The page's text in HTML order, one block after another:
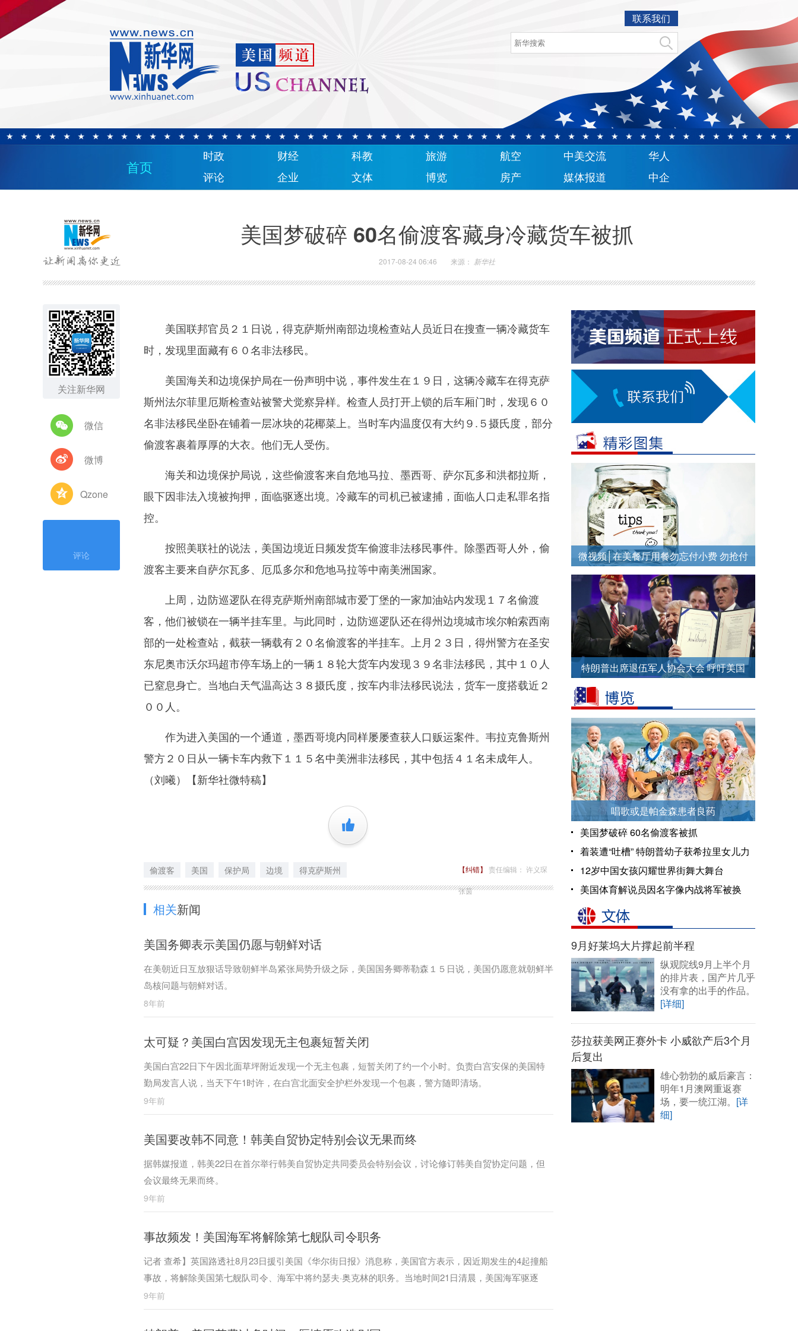
联系我们
首页
时政 财经 科教 旅游 航空 中美交流
华人
评论
企业 文体 博览 房产 媒体报道 中企
美国梦破碎 60名偷渡客藏身冷藏货车被抓
2017-08-24 06:46 来源： 新华社
关注新华网
微信
微博
Qzone
评论
美国联邦官员２１日说，得克萨斯州南部边境检查站人员近日在搜查一辆冷藏货车
时，发现里面藏有６０名非法移民。
美国海关和边境保护局在一份声明中说，事件发生在１９日，这辆冷藏车在得克萨
斯州法尔菲里厄斯检查站被警犬觉察异样。检查人员打开上锁的后车厢门时，发现６０
名非法移民坐卧在铺着一层冰块的花椰菜上。当时车内温度仅有大约９.５摄氏度，部分
偷渡客裹着厚厚的大衣。他们无人受伤。
海关和边境保护局说，这些偷渡客来自危地马拉、墨西哥、萨尔瓦多和洪都拉斯，
眼下因非法入境被拘押，面临驱逐出境。冷藏车的司机已被逮捕，面临人口走私罪名指
控。
按照美联社的说法，美国边境近日频发货车偷渡非法移民事件。除墨西哥人外，偷
渡客主要来自萨尔瓦多、厄瓜多尔和危地马拉等中南美洲国家。
上周，边防巡逻队在得克萨斯州南部城市爱丁堡的一家加油站内发现１７名偷渡
客，他们被锁在一辆半挂车里。与此同时，边防巡逻队还在得州边境城市埃尔帕索西南
部的一处检查站，截获一辆载有２０名偷渡客的半挂车。上月２３日，得州警方在圣安
东尼奥市沃尔玛超市停车场上的一辆１８轮大货车内发现３９名非法移民，其中１０人
已窒息身亡。当地白天气温高达３８摄氏度，按车内非法移民说法，货车一度搭载近２
００人。
作为进入美国的一个通道，墨西哥境内同样屡屡查获人口贩运案件。韦拉克鲁斯州
警方２０日从一辆卡车内救下１１５名中美洲非法移民，其中包括４１名未成年人。
（刘曦）【新华社微特稿】
+1
偷渡客 美国 保护局 边境 得克萨斯州 【纠错】 责任编辑： 许义琛
张茵
相关新闻
美国务卿表示美国仍愿与朝鲜对话
在美朝近日互放狠话导致朝鲜半岛紧张局势升级之际，美国国务卿蒂勒森１５日说，美国仍愿意就朝鲜半
岛核问题与朝鲜对话。
8年前
太可疑？美国白宫因发现无主包裹短暂关闭
美国白宫22日下午因北面草坪附近发现一个无主包裹，短暂关闭了约一个小时。负责白宫安保的美国特
勤局发言人说，当天下午1时许，在白宫北面安全护栏外发现一个包裹，警方随即清场。
9年前
美国要改韩不同意！韩美自贸协定特别会议无果而终
据韩媒报道，韩美22日在首尔举行韩美自贸协定共同委员会特别会议，讨论修订韩美自贸协定问题，但
会议最终无果而终。
9年前
事故频发！美国海军将解除第七舰队司令职务
记者 查希】英国路透社8月23日援引美国《华尔街日报》消息称，美国官方表示，因近期发生的4起撞船
事故，将解除美国第七舰队司令、海军中将约瑟夫·奥克林的职务。当地时间21日清晨，美国海军驱逐
舰“麦凯恩号”在新加坡附近海域与一艘油轮相撞，经过一天搜寻，失踪的10名美军人员中部分遗体已经寻
获。
9年前
微视频│在美餐厅用餐勿忘付小费 勿抢付
账单
特朗普出席退伍军人协会大会 呼吁美国
唱歌或是帕金森患者良药
美国梦破碎 60名偷渡客被抓
着装遭“吐槽” 特朗普幼子获希拉里女儿力
挺
12岁中国女孩闪耀世界街舞大舞台
美国体育解说员因名字像内战将军被换
9月好莱坞大片撑起前半程
纵观院线9月上半个月
的排片表，国产片几乎
没有拿的出手的作品。
[详细]
莎拉获美网正赛外卡 小威欲产后3个月
后复出
雄心勃勃的威后豪言：
明年1月澳网重返赛
场，要一统江湖。 [详
细]